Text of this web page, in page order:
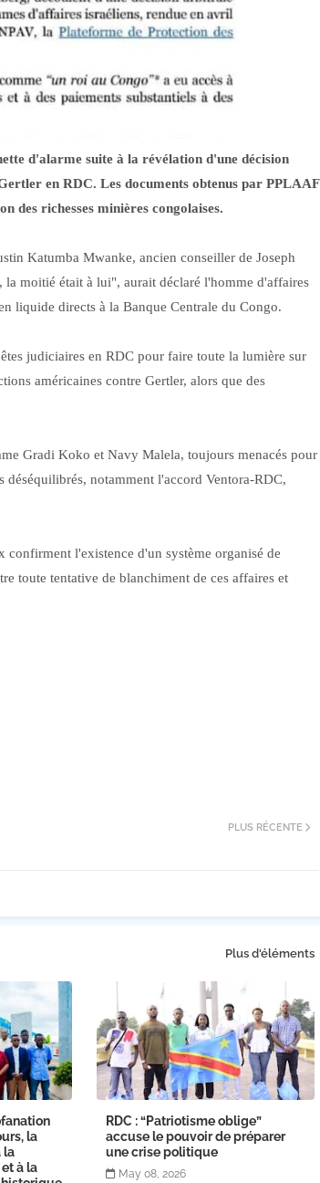
d'alarme suite à la révélation d'une décision
en RDC. Les documents obtenus par PPLAAF
des richesses minières congolaises.
Katumba Mwanke, ancien conseiller de Joseph
moitié était à lui", aurait déclaré l'homme d'affaires
liquide directs à la Banque Centrale du Congo.
judiciaires en RDC pour faire toute la lumière sur
américaines contre Gertler, alors que des
Gradi Koko et Navy Malela, toujours menacés pour
notamment l'accord Ventora-RDC,
confirment l'existence d'un système organisé de
toute tentative de blanchiment de ces affaires et
PLUS RÉCENTE
Plus d'éléments
la
la
à la
RDC : “Patriotisme oblige”
accuse le pouvoir de préparer
une crise politique
May 08, 2026